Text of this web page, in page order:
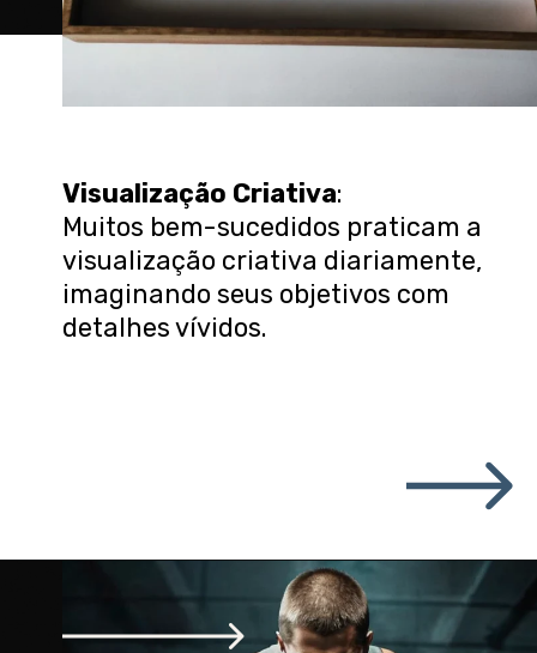
Visualização Criativa:
Muitos bem-sucedidos praticam a
visualização criativa diariamente,
imaginando seus objetivos com
detalhes vívidos.